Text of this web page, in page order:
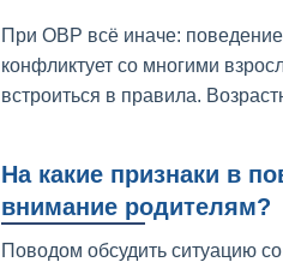
При ОВР всё иначе: поведение
конфликтует со многими
встроиться в правила.
На какие признаки в
внимание родителям?
Поводом обсудить ситуацию